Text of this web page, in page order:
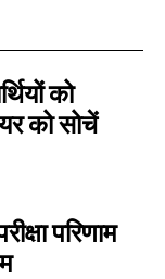
को
को सोचें
परिणाम